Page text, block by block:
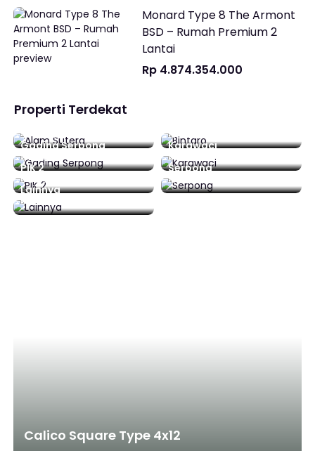
Monard Type 8 The Armont
BSD – Rumah Premium 2
Lantai
Rp 4.874.354.000
Properti Terdekat
48 Daftar 16 Daftar
Gading Serpong
212 Daftar
Karawaci
0 Daftar
PIK 2
0 Daftar
Serpong
15 Daftar
Lainnya
92 Daftar
Calico Square Type 4x12